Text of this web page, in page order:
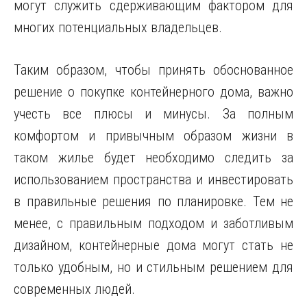
могут служить сдерживающим фактором для
многих потенциальных владельцев.
Таким образом, чтобы принять обоснованное
решение о покупке контейнерного дома, важно
учесть все плюсы и минусы. За полным
комфортом и привычным образом жизни в
таком жилье будет необходимо следить за
использованием пространства и инвестировать
в правильные решения по планировке. Тем не
менее, с правильным подходом и заботливым
дизайном, контейнерные дома могут стать не
только удобным, но и стильным решением для
современных людей.